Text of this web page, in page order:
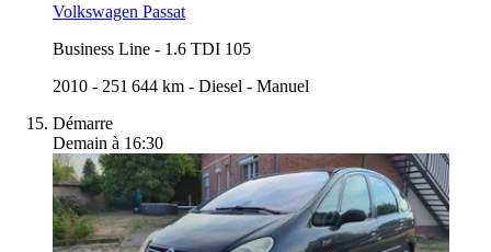
Volkswagen Passat
Business Line - 1.6 TDI 105
2010 - 251 644 km - Diesel - Manuel
Démarre
Demain à 16:30